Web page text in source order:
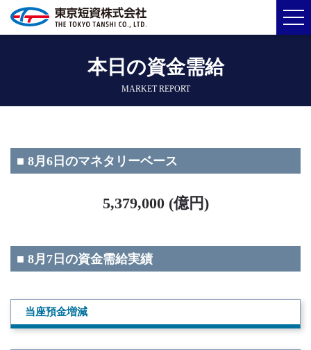
本日の資金需給
MARKET REPORT
■ 8月6日のマネタリーベース
5,379,000 (億円)
■ 8月7日の資金需給実績
当座預金増減